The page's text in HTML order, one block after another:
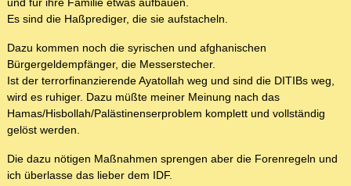
und für ihre Familie etwas aufbauen.
Es sind die Haßprediger, die sie aufstacheln.
Dazu kommen noch die syrischen und afghanischen
Bürgergeldempfänger, die Messerstecher.
Ist der terrorfinanzierende Ayatollah weg und sind die DITIBs weg,
wird es ruhiger. Dazu müßte meiner Meinung nach das
Hamas/Hisbollah/Palästinenserproblem komplett und vollständig
gelöst werden.
Die dazu nötigen Maßnahmen sprengen aber die Forenregeln und
ich überlasse das lieber dem IDF.